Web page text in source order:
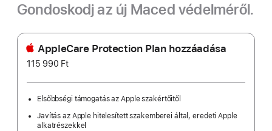
Gondoskodj az új Maced védelméről.
AppleCare Protection Plan hozzáadása
115 990 Ft
Elsőbbségi támogatás az Apple szakértőitől
Javítás az Apple hitelesített szakemberei által, eredeti Apple
alkatrészekkel